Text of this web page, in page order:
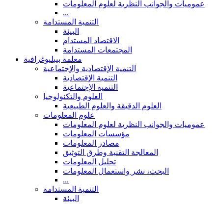
عموميات والجوانب النظرية لعلوم المعلومات
...
التنمية المستدامة
البيئة
الاقتصاد المستدام
المجتمعات المستدامة
معلمة بيبليوغرافية
التنمية الإقتصادية والإجتماعية
التنمية الإقتصادية
التنمية الإجتماعية
العلوم والتكنولوجيا
العلوم الدقيقة والعلوم الطبيعية
علوم المعلومات
عموميات والجوانب النظرية لعلوم المعلومات
مؤسسات المعلومات
مصادر المعلومات
المعالجة التقنية وطرق التوثيق
تحليل المعلومات
البحث، نشر واستعمال المعلومات
...
التنمية المستدامة
البيئة